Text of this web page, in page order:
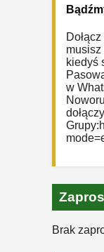
kiedyś
w
Brak